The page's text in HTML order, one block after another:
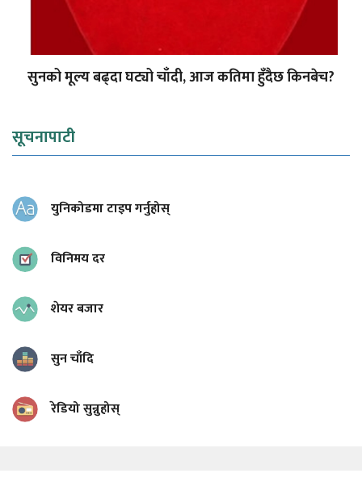
सुनको मूल्य बढ्दा घट्यो चाँदी, आज कतिमा हुँदैछ किनबेच?
सूचनापाटी
युनिकोडमा टाइप गर्नुहोस्
विनिमय दर
शेयर बजार
सुन चाँदि
रेडियो सुन्नुहोस्